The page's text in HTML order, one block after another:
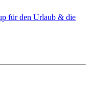
für den Urlaub & die